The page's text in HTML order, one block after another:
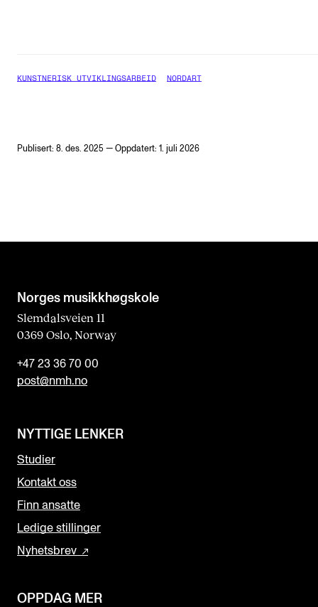
KUNSTNERISK UTVIKLINGSARBEID NORDART
Publisert: 8. des. 2025 — Oppdatert: 1. juli 2026
Norges musikk­høgskole
Slemdalsveien 11
0369 Oslo, Norway
+47 23 36 70 00
post@nmh.no
NYTTIGE LENKER
Studier
Kontakt oss
Finn ansatte
Ledige stillinger
Nyhetsbrev
OPPDAG MER